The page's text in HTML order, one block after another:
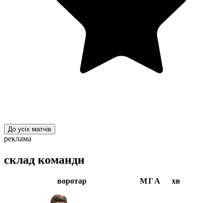
До усіх матчів
реклама
склад команди
воротар МГА хв